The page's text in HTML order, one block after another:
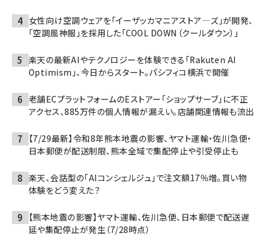
女性向け空調ウェアを「イーザッカマニアストア―ズ」が開発、
「空調風神服」を採用した「COOL DOWN（クールダウン）」
楽天の最新AIやテクノロジーを体験できる「Rakuten AI
Optimism」、今日からスタート。パシフィコ横浜で開催
老舗ECプラットフォームのEストアー「ショップサーブ」に不正
アクセス、885万件の個人情報が漏えい。店舗関連情報も流出
【7/29最新】令和8年熊本地震の影響、ヤマト運輸・佐川急便・
日本郵便が配送制限、熊本全域で集配停止や引受停止も
楽天、会話型の「AIコンシェルジュ」で注文額17％増。買い物
体験をどう変えた？
【熊本地震の影響】ヤマト運輸、佐川急便、日本郵便で配送遅
延や集配停止が発生（7/28時点）